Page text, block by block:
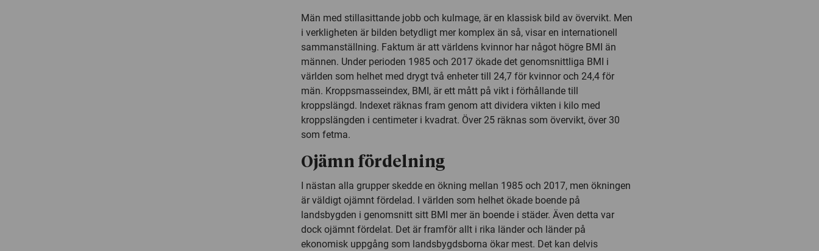
Män med stillasittande jobb och kulmage, är en klassisk bild av övervikt. Men
i verkligheten är bilden betydligt mer komplex än så, visar en internationell
sammanställning. Faktum är att världens kvinnor har något högre BMI än
männen. Under perioden 1985 och 2017 ökade det genomsnittliga BMI i
världen som helhet med drygt två enheter till 24,7 för kvinnor och 24,4 för
män. Kroppsmasseindex, BMI, är ett mått på vikt i förhållande till
kroppslängd. Indexet räknas fram genom att dividera vikten i kilo med
kroppslängden i centimeter i kvadrat. Över 25 räknas som övervikt, över 30
som fetma.
Ojämn fördelning
I nästan alla grupper skedde en ökning mellan 1985 och 2017, men ökningen
är väldigt ojämnt fördelad. I världen som helhet ökade boende på
landsbygden i genomsnitt sitt BMI mer än boende i städer. Även detta var
dock ojämnt fördelat. Det är framför allt i rika länder och länder på
ekonomisk uppgång som landsbygdsborna ökar mest. Det kan delvis